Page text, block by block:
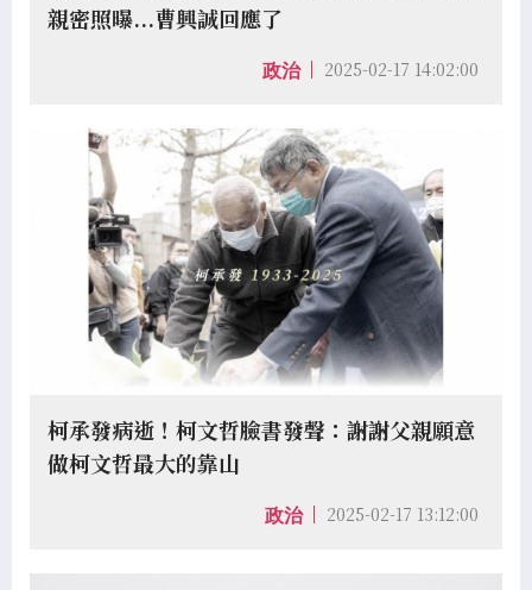
親密照曝...曹興誠回應了
政治 2025-02-17 14:02:00
柯承發病逝！柯文哲臉書發聲：謝謝父親願意
做柯文哲最大的靠山
政治 2025-02-17 13:12:00